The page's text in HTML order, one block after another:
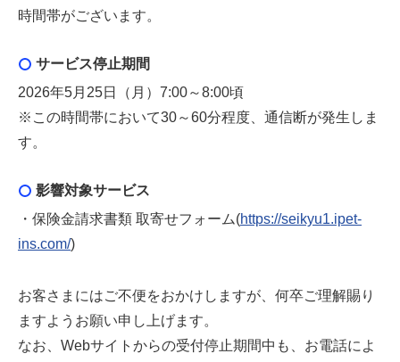
時間帯がございます。
サービス停止期間
2026年5月25日（月）7:00～8:00頃
※この時間帯において30～60分程度、通信断が発生しま
す。
影響対象サービス
・保険金請求書類 取寄せフォーム(https://seikyu1.ipet-
ins.com/)
お客さまにはご不便をおかけしますが、何卒ご理解賜り
ますようお願い申し上げます。
なお、Webサイトからの受付停止期間中も、お電話によ